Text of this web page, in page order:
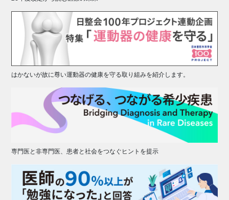
はかないが故に尊い運動器の健康を守る取り組みを紹介します。
専門医と非専門医、患者と社会をつなぐヒントを提示